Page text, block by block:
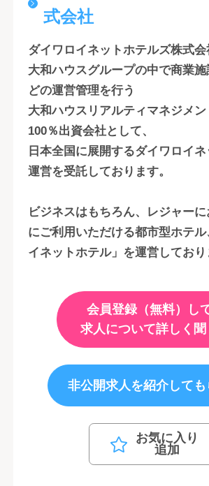
式会社
ダイワロイネットホテルズ株式会
大和ハウスグループの中で商業
どの運営管理を行う
大和ハウスリアルティマネジメ
100％出資会社として、
日本全国に展開するダイワロイ
運営を受託しております。
ビジネスはもちろん、レジャー
にご利用いただける都市型ホテ
イネットホテル」を運営しており
会員登録（無料）し
求人について詳しく聞
非公開求人を紹介しても
お気に入り
追加